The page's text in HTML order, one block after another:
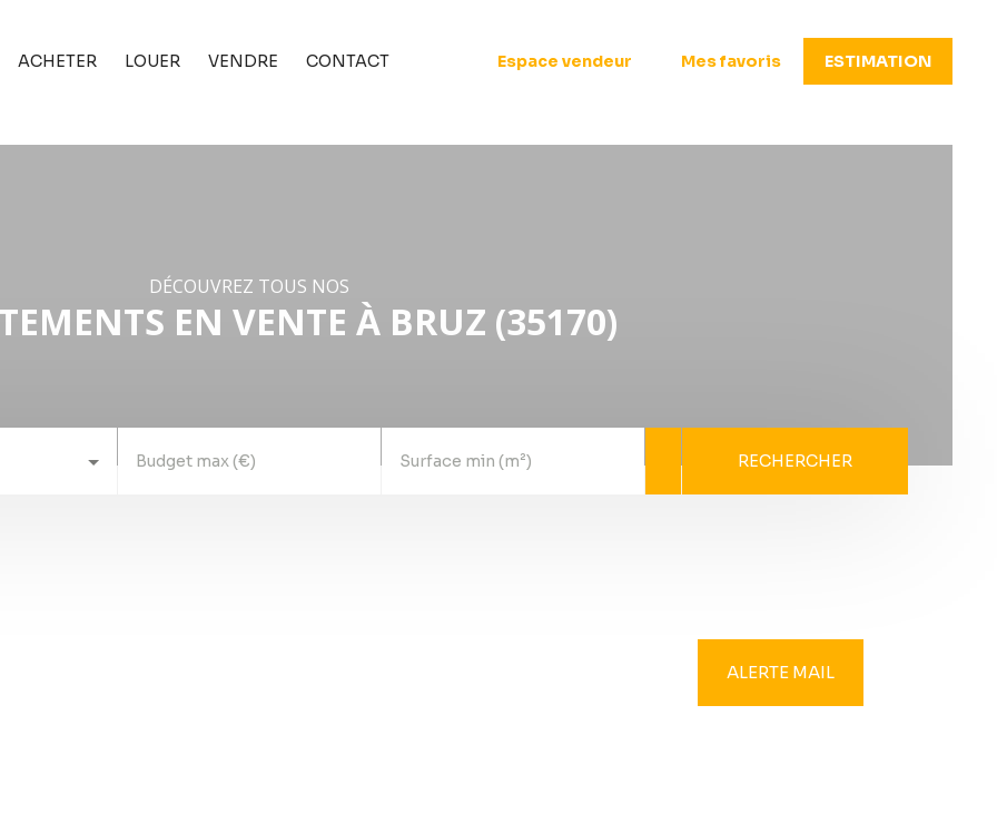
ACHETER LOUER VENDRE CONTACT Espace vendeur Mes favoris ESTIMATION
DÉCOUVREZ TOUS NOS
EN VENTE À BRUZ (35170)
Budget max (€) Surface min (m²) RECHERCHER
ALERTE MAIL